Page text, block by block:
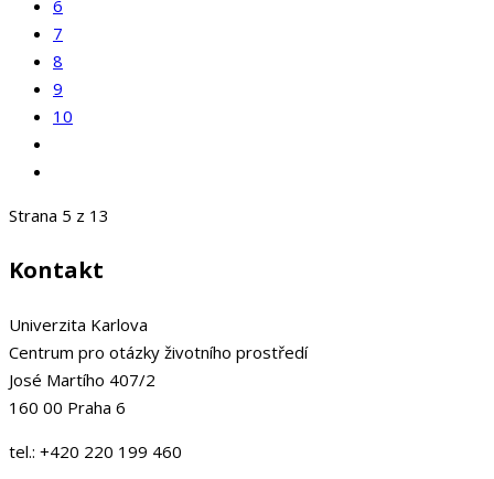
6
7
8
9
10
Strana 5 z 13
Kontakt
Univerzita Karlova
Centrum pro otázky životního prostředí
José Martího 407/2
160 00 Praha 6
tel.: +420 220 199 460